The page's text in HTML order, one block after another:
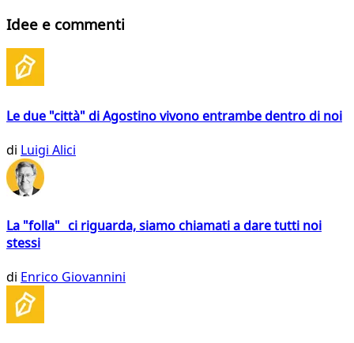
Idee e commenti
Le due "città" di Agostino vivono entrambe dentro di noi
di Luigi Alici
La "folla" ci riguarda, siamo chiamati a dare tutti noi
stessi
di Enrico Giovannini